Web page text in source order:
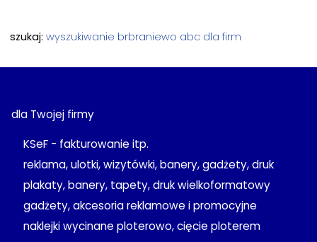
szukaj:wyszukiwanie brbraniewo abc dla firm
dla Twojej firmy
KSeF - fakturowanie itp.
reklama, ulotki, wizytówki, banery, gadżety, druk
plakaty, banery, tapety, druk wielkoformatowy
gadżety, akcesoria reklamowe i promocyjne
naklejki wycinane ploterowo, cięcie ploterem